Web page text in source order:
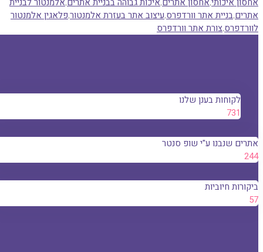
.בניית אתר וורדפרס.עיצוב אתר בעזרת אלמנטור.פלאגין אלמנטור
.צורת אתר וורדפרס
לקוחות בענן שלנו
שנבנו ע"י שופ סנטר
חיוביות